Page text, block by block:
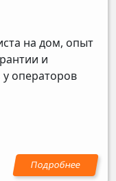
на дом, опыт
и
операторов